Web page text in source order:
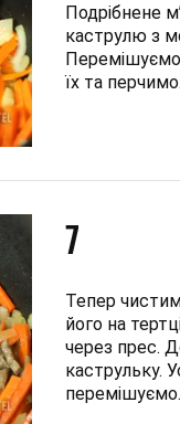
Подрібнене
каструлю з
Перемішуємо
їх та перчимо.
7
Тепер
його на
через прес.
каструльку.
перемішуємо.